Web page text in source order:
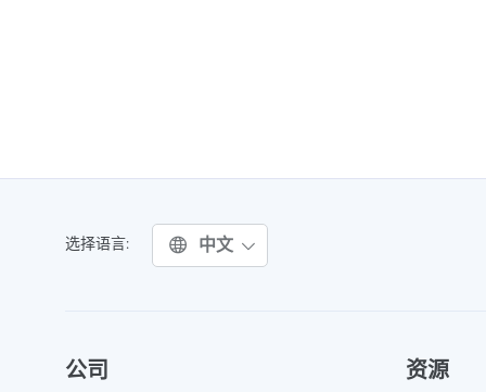
选择语言: 中文
公司 资源